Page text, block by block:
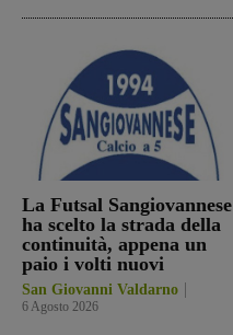
La Futsal Sangiovannese
ha scelto la strada della
continuità, appena un
paio i volti nuovi
San Giovanni Valdarno
6 Agosto 2026